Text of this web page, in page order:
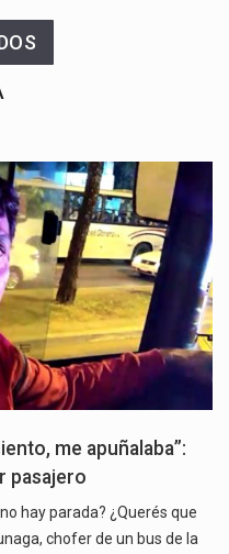
me apuñalaba”:
pasajero
hay parada? ¿Querés que
chofer de un bus de la